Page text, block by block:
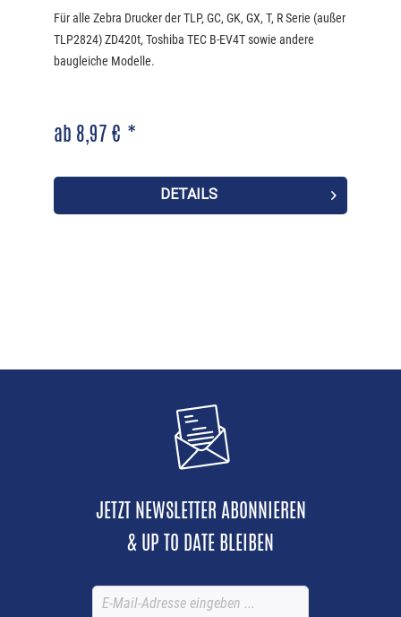
Für alle Zebra Drucker der TLP, GC, GK, GX, T, R Serie (außer
TLP2824) ZD420t, Toshiba TEC B-EV4T sowie andere
baugleiche Modelle.
ab 8,97 € *
DETAILS
JETZT NEWSLETTER ABONNIEREN
& UP TO DATE BLEIBEN